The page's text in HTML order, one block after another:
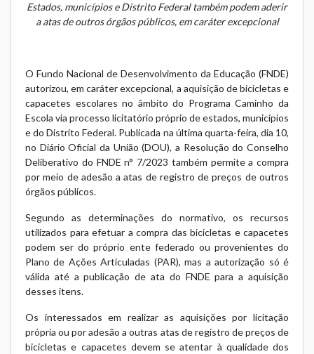
Estados, municípios e Distrito Federal também podem aderir
a atas de outros órgãos públicos, em caráter excepcional
O Fundo Nacional de Desenvolvimento da Educação (FNDE)
autorizou, em caráter excepcional, a aquisição de bicicletas e
capacetes escolares no âmbito do Programa Caminho da
Escola via processo licitatório próprio de estados, municípios
e do Distrito Federal. Publicada na última quarta-feira, dia 10,
no Diário Oficial da União (DOU), a Resolução do Conselho
Deliberativo do FNDE n° 7/2023 também permite a compra
por meio de adesão a atas de registro de preços de outros
órgãos públicos.
Segundo as determinações do normativo, os recursos
utilizados para efetuar a compra das bicicletas e capacetes
podem ser do próprio ente federado ou provenientes do
Plano de Ações Articuladas (PAR), mas a autorização só é
válida até a publicação de ata do FNDE para a aquisição
desses itens.
Os interessados em realizar as aquisições por licitação
própria ou por adesão a outras atas de registro de preços de
bicicletas e capacetes devem se atentar à qualidade dos